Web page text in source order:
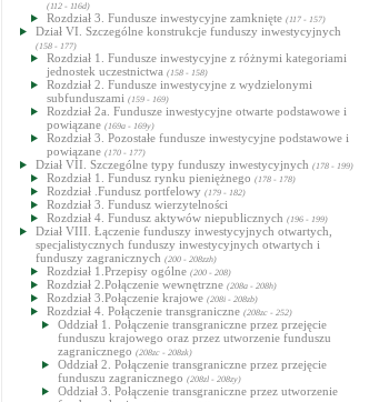
(112 - 116d)
Rozdział 3. Fundusze inwestycyjne zamknięte (117 - 157)
Dział VI. Szczególne konstrukcje funduszy inwestycyjnych
(158 - 177)
Rozdział 1. Fundusze inwestycyjne z różnymi kategoriami
jednostek uczestnictwa (158 - 158)
Rozdział 2. Fundusze inwestycyjne z wydzielonymi
subfunduszami (159 - 169)
Rozdział 2a. Fundusze inwestycyjne otwarte podstawowe i
powiązane (169a - 169y)
Rozdział 3. Pozostałe fundusze inwestycyjne podstawowe i
powiązane (170 - 177)
Dział VII. Szczególne typy funduszy inwestycyjnych (178 - 199)
Rozdział 1. Fundusz rynku pieniężnego (178 - 178)
Rozdział .Fundusz portfelowy (179 - 182)
Rozdział 3. Fundusz wierzytelności
Rozdział 4. Fundusz aktywów niepublicznych (196 - 199)
Dział VIII. Łączenie funduszy inwestycyjnych otwartych,
specjalistycznych funduszy inwestycyjnych otwartych i
funduszy zagranicznych (200 - 208zzh)
Rozdział 1.Przepisy ogólne (200 - 208)
Rozdział 2.Połączenie wewnętrzne (208a - 208h)
Rozdział 3.Połączenie krajowe (208i - 208zb)
Rozdział 4. Połączenie transgraniczne (208zc - 252)
Oddział 1. Połączenie transgraniczne przez przejęcie
funduszu krajowego oraz przez utworzenie funduszu
zagranicznego (208zc - 208zk)
Oddział 2. Połączenie transgraniczne przez przejęcie
funduszu zagranicznego (208zl - 208zy)
Oddział 3. Połączenie transgraniczne przez utworzenie